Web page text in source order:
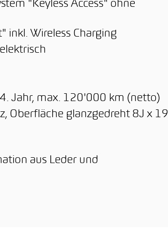
"Keyless Access" ohne
Wireless Charging
Jahr, max. 120'000 km (netto)
Oberfläche glanzgedreht 8J x 19
aus Leder und